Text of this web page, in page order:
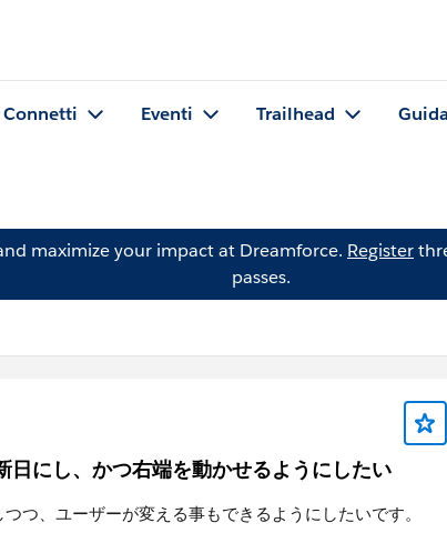
Connetti Eventi Trailhead Guida
maximize your impact at Dreamforce. Register
passes.
日にし、かつ右端を動かせるようにしたい
つ、ユーザーが変える事もできるようにしたいです。